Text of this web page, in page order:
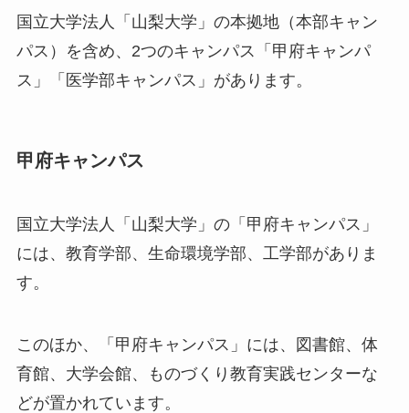
国立大学法人「山梨大学」の本拠地（本部キャン
パス）を含め、2つのキャンパス「甲府キャンパ
ス」「医学部キャンパス」があります。
甲府キャンパス
国立大学法人「山梨大学」の「甲府キャンパス」
には、教育学部、生命環境学部、工学部がありま
す。
このほか、「甲府キャンパス」には、図書館、体
育館、大学会館、ものづくり教育実践センターな
どが置かれています。